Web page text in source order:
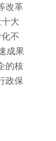
改革
大
不
成果
的核
政保